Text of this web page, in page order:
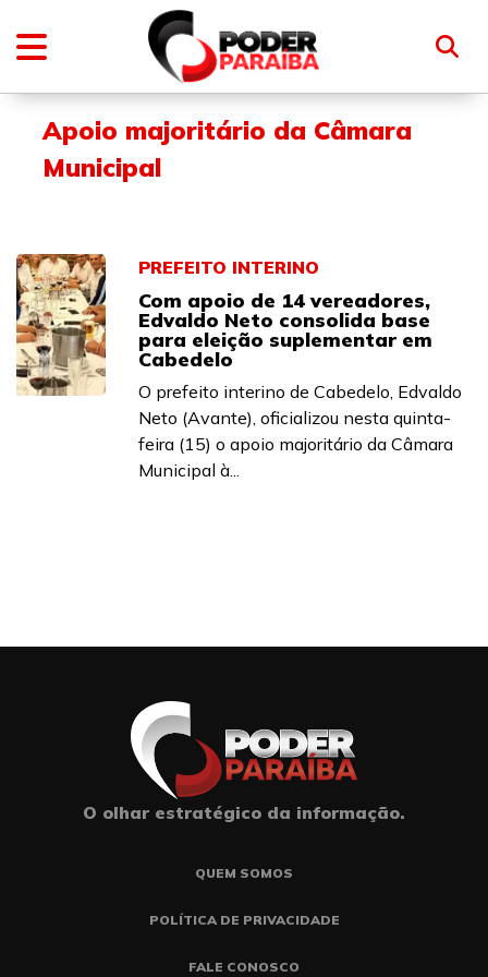
Apoio majoritário da Câmara
Municipal
PREFEITO INTERINO
Com apoio de 14 vereadores,
Edvaldo Neto consolida base
para eleição suplementar em
Cabedelo
O prefeito interino de Cabedelo, Edvaldo
Neto (Avante), oficializou nesta quinta-
feira (15) o apoio majoritário da Câmara
Municipal à...
O olhar estratégico da informação.
QUEM SOMOS
POLÍTICA DE PRIVACIDADE
FALE CONOSCO